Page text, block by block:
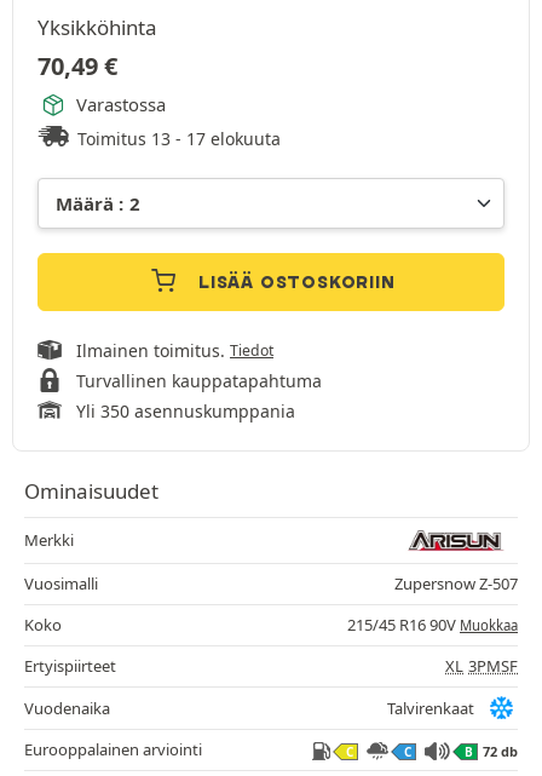
Yksikköhinta
70,49€
Varastossa
Toimitus 13 - 17 elokuuta
LISÄÄ OSTOSKORIIN
Ilmainen toimitus. Tiedot
Turvallinen kauppatapahtuma
Yli 350 asennuskumppania
Ominaisuudet
Merkki
Vuosimalli
Zupersnow Z-507
Koko
215/45 R16 90V Muokkaa
Ertyispiirteet XL 3PMSF
Vuodenaika
Talvirenkaat
Eurooppalainen arviointi
C C B 72 db